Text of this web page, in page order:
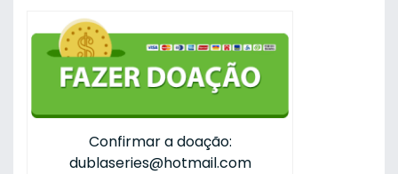
Confirmar a doação:
dublaseries@hotmail.com